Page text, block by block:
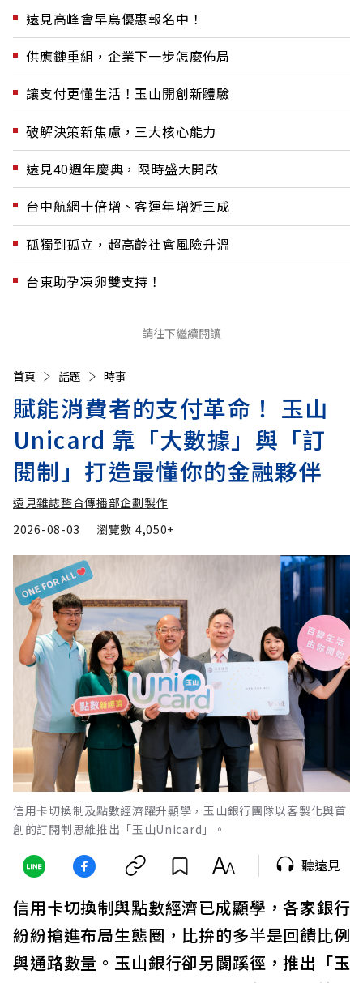
遠見高峰會早鳥優惠報名中！
供應鏈重組，企業下一步怎麼佈局
讓支付更懂生活！玉山開創新體驗
破解決策新焦慮，三大核心能力
遠見40週年慶典，限時盛大開啟
台中航網十倍增、客運年增近三成
孤獨到孤立，超高齡社會風險升溫
台東助孕凍卵雙支持！
請往下繼續閱讀
首頁 話題 時事
賦能消費者的支付革命！ 玉山
Unicard 靠「大數據」與「訂
閱制」打造最懂你的金融夥伴
遠見雜誌整合傳播部企劃製作
2026-08-03
瀏覽數 4,050+
信用卡切換制及點數經濟躍升顯學，玉山銀行團隊以客製化與首
創的訂閱制思維推出「玉山Unicard」。
聽遠見
信用卡切換制與點數經濟已成顯學，各家銀行
紛紛搶進布局生態圈，比拚的多半是回饋比例
與通路數量。玉山銀行卻另闢蹊徑，推出「玉